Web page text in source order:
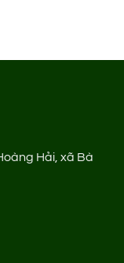
Hải, xã Bà